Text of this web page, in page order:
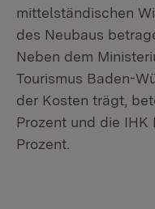
mittelständischen
des Neubaus
Neben dem
Tourismus Baden-
der Kosten trägt,
Prozent und die
Prozent.